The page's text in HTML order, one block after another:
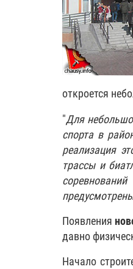
откроется
"Для
спорта в
реализация
трассы и
Появления
давно
Начало